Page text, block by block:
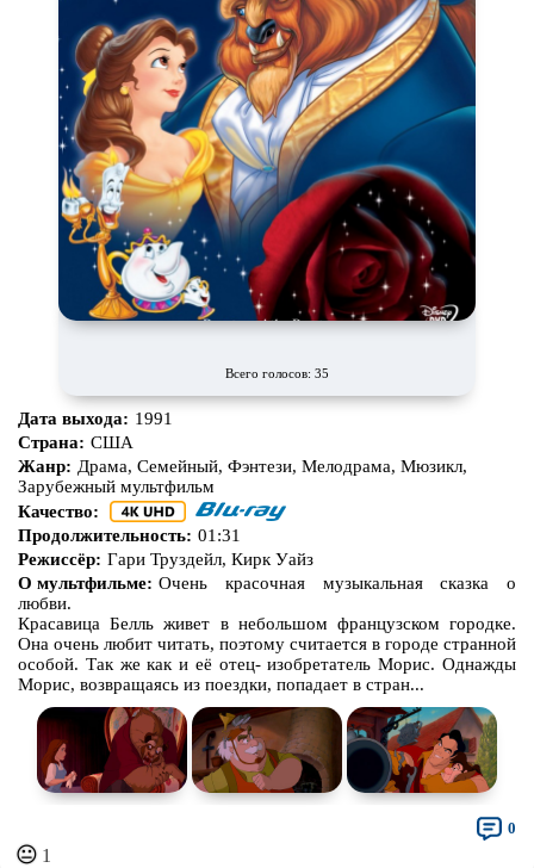
Всего голосов: 35
Дата выхода: 1991
Страна: США
Жанр: Драма, Семейный, Фэнтези, Мелодрама, Мюзикл,
Зарубежный мультфильм
Качество:
Продолжительность: 01:31
Режиссёр: Гари Труздейл, Кирк Уайз
О мультфильме: Очень красочная музыкальная сказка о
любви.
Красавица Белль живет в небольшом французском городке.
Она очень любит читать, поэтому считается в городе странной
особой. Так же как и её отец- изобретатель Морис. Однажды
Морис, возвращаясь из поездки, попадает в стран...
😐 1
0